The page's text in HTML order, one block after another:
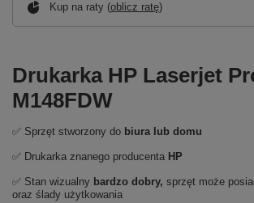
Kup na raty (oblicz ratę)
Drukarka HP Laserjet
M148FDW
✅ Sprzęt stworzony do biura lub domu
✅ Drukarka znanego producenta HP
✅ Stan wizualny bardzo dobry, sprzęt może
oraz ślady użytkowania